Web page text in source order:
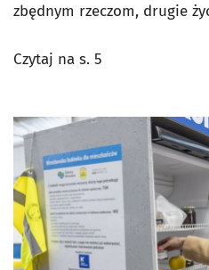
zbędnym rzeczom, drugie
Czytaj na s. 5